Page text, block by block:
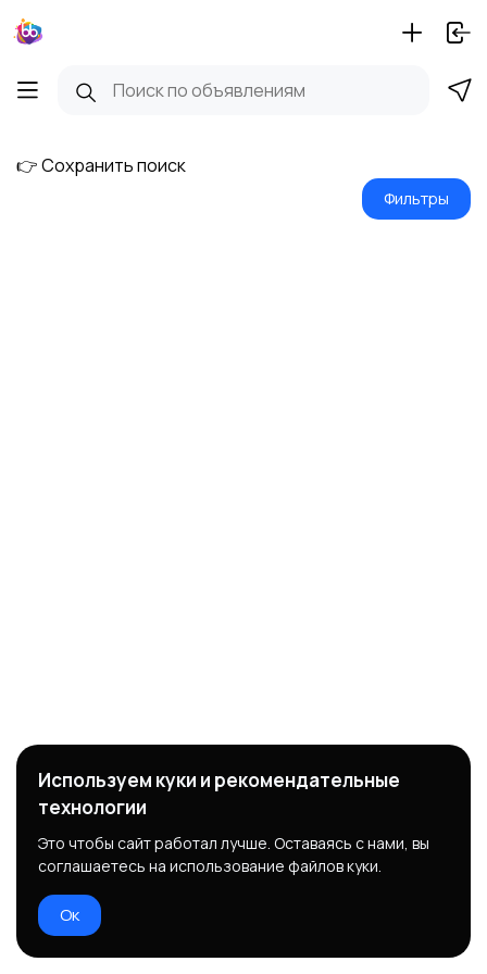
👉 Сохранить поиск
Фильтры
Используем куки и рекомендательные
технологии
Это чтобы сайт работал лучше. Оставаясь с нами, вы
соглашаетесь на использование файлов куки.
Ок